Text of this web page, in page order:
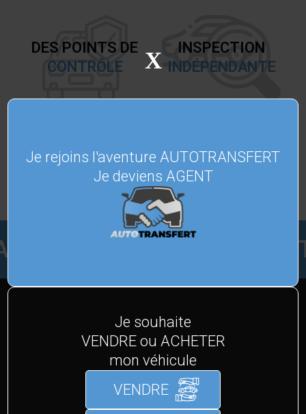
X
Je rejoins l'aventure AUTOTRANSFERT
Je deviens AGENT
Je souhaite
VENDRE ou ACHETER
mon véhicule
VENDRE
DES POINTS DE
CONTRÔLE
INSPECTION
INDÉPENDANTE
GARANTIES
VENDEZ
DÉCOUVREZ TOUTES NOS MARQUES
ET MODÈLES
Nous avons sélectionné les meilleures marques
automobiles du marché, découvrez-les.